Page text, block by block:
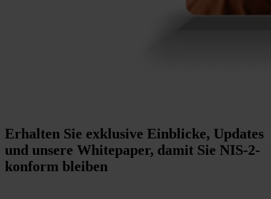
Erhalten Sie exklusive Einblicke, Updates
und unsere Whitepaper, damit Sie NIS-2-
konform bleiben